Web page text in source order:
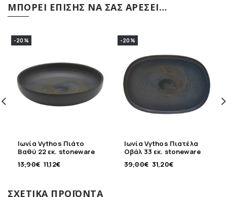
ΜΠΟΡΕΊ ΕΠΊΣΗΣ ΝΑ ΣΑΣ ΑΡΈΣΕΙ…
-20%
Ιωνία Vythos Πιάτο
Βαθύ 22 εκ. stoneware
13,90€ 11,12€
-20%
Ιωνία Vythos Πιατέλα
Οβάλ 33 εκ. stoneware
39,00€ 31,20€
ΣΧΕΤΙΚΆ ΠΡΟΪΌΝΤΑ